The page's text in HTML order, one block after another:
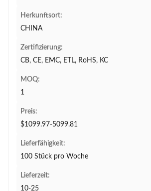
Herkunftsort:
CHINA
Zertifizierung:
CB, CE, EMC, ETL, RoHS, KC
MOQ:
1
Preis:
$1099.97-5099.81
Lieferfähigkeit:
100 Stück pro Woche
Lieferzeit:
10-25